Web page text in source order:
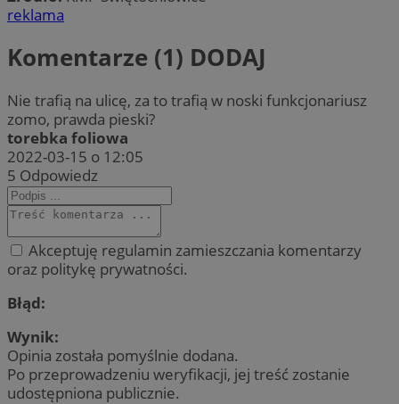
reklama
Komentarze (1) DODAJ
Nie trafią na ulicę, za to trafią w noski funkcjonariusz
zomo, prawda pieski?
torebka foliowa
2022-03-15 o 12:05
5 Odpowiedz
Akceptuję regulamin zamieszczania komentarzy
oraz politykę prywatności.
Błąd:
Wynik:
Opinia została pomyślnie dodana.
Po przeprowadzeniu weryfikacji, jej treść zostanie
udostępniona publicznie.